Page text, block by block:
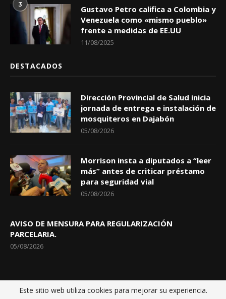
3
Gustavo Petro califica a Colombia y
Venezuela como «mismo pueblo»
frente a medidas de EE.UU
11/08/2025
DESTACADOS
Dirección Provincial de Salud inicia
jornada de entrega e instalación de
mosquiteros en Dajabón
05/08/2026
Morrison insta a diputados a “leer
más” antes de criticar préstamo
para seguridad vial
05/08/2026
AVISO DE MENSURA PARA REGULARIZACIÓN
PARCELARIA.
05/08/2026
Inicio Políticas de privacidad Sobre nosotros Contactos
Este sitio web utiliza cookies para mejorar su experiencia.